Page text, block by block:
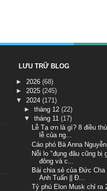
LƯU TRỮ BLOG
► 2026 (68)
► 2025 (245)
▼ 2024 (171)
► tháng 12 (22)
▼ tháng 11 (17)
Lễ Tạ ơn là gì? 8 điều
lễ của ng...
Cáo phó Bà Anna
Nỗi lo "đụng đâu cũng bị
đông và c...
Bài chia sẻ của Đức Cha
Anh Tuấn || Đ...
Tỷ phú Elon Musk chỉ ra